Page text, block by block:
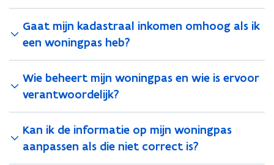
g
g
w
n
n
v
e
r
a
m
w
o
n
i
n
v
e
r
a
m
Gaat mijn kadastraal inkomen omhoog als ik
een woningpas heb?
Wie beheert mijn woningpas en wie is ervoor
verantwoordelijk?
Kan ik de informatie op mijn woningpas
aanpassen als die niet correct is?